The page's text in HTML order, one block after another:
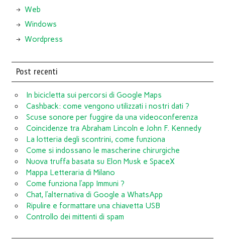
Web
Windows
Wordpress
Post recenti
In bicicletta sui percorsi di Google Maps
Cashback: come vengono utilizzati i nostri dati ?
Scuse sonore per fuggire da una videoconferenza
Coincidenze tra Abraham Lincoln e John F. Kennedy
La lotteria degli scontrini, come funziona
Come si indossano le mascherine chirurgiche
Nuova truffa basata su Elon Musk e SpaceX
Mappa Letteraria di Milano
Come funziona l’app Immuni ?
Chat, l’alternativa di Google a WhatsApp
Ripulire e formattare una chiavetta USB
Controllo dei mittenti di spam